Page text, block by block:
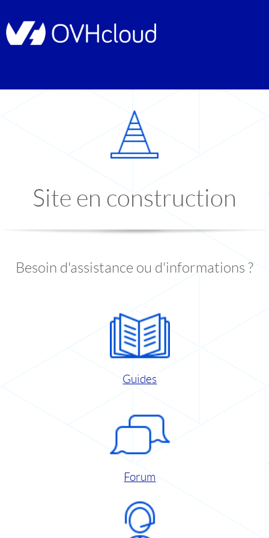
Site en construction
Besoin d'assistance ou d'informations ?
Guides
Forum